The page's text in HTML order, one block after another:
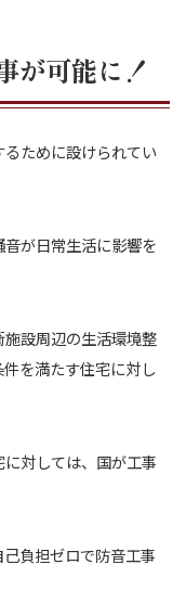
が可能に！
ために設けられてい
が日常生活に影響を
設周辺の生活環境整
を満たす住宅に対し
対しては、国が工事
負担ゼロで防音工事